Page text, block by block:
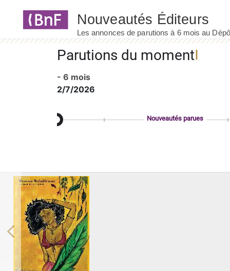
Parutions du moment
- 6 mois
2/7/2026
Nouveautés parues
Previous